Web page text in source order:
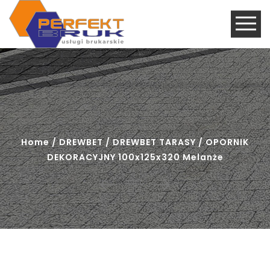
Home/DREWBET/DREWBET TARASY/ OPORNIK
DEKORACYJNY 100x125x320 Melanże